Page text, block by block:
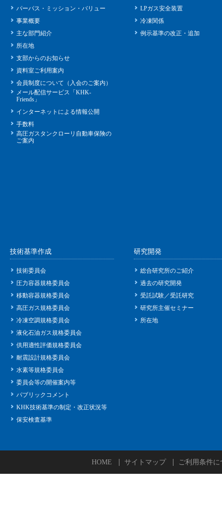
パーパス・ミッション・バリュー
事業概要
主な部門紹介
所在地
支部からのお知らせ
資料室ご利用案内
会員制度について（入会のご案内）
メール配信サービス「KHK-
Friends」
インターネットによる情報公開
手数料
高圧ガスタンクローリ自動車保険の
ご案内
LPガス安全装置
冷凍関係
例示基準の改正・追加
技術基準作成
技術委員会
圧力容器規格委員会
移動容器規格委員会
高圧ガス規格委員会
冷凍空調規格委員会
液化石油ガス規格委員会
供用適性評価規格委員会
耐震設計規格委員会
水素等規格委員会
委員会等の開催案内等
パブリックコメント
KHK技術基準の制定・改正状況等
保安検査基準
研究開発
総合研究所のご紹介
過去の研究開発
受託試験／受託研究
研究所主催セミナー
所在地
HOME サイトマップ ご利用条件に